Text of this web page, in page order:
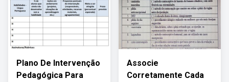
Plano De Intervenção
Pedagógica Para
Associe
Corretamente Cada